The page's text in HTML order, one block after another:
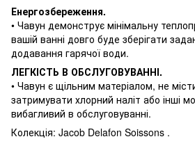
Енергозбереження.
• Чавун демонструє мінімальну
вашій ванні довго буде зберігати
додавання гарячої води.
ЛЕГКІСТЬ В ОБСЛУГОВУВАННІ.
• Чавун є щільним матеріалом, не
затримувати хлорний наліт або інші
вибагливий в обслуговуванні.
Колекція: Jacob Delafon Soissons .